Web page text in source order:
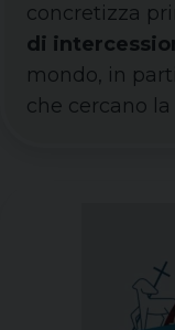
concretizza
di
mondo, in
che cercano